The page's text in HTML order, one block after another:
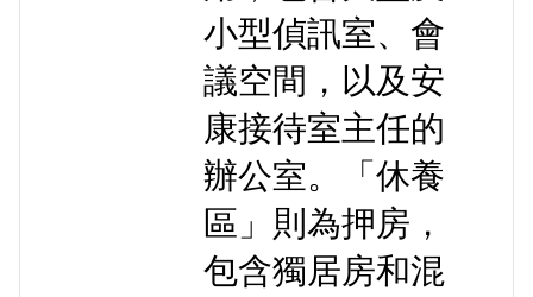
小型偵訊室、會
議空間，以及安
康接待室主任的
辦公室。「休養
區」則為押房，
包含獨居房和混